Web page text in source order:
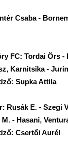
Csaba -
FC: Tordai Örs -
Karnitsika -
Supka Attila
Rusák E. - Szegi
- Hasani,
Csertői Aurél